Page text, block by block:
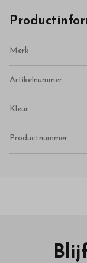
Merk
Artikelnummer
Kleur
Productnummer